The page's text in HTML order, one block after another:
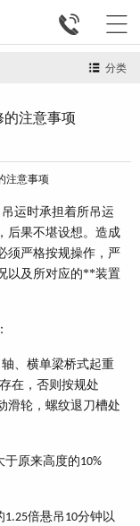


分类
注意事项
运时承担着所吊运
后果不堪设想。造成
须严格按规操作，严
以及所对应的**装置
、横单梁桥式起重
在，否则按规处
滑轮，螺纹退刀槽处
于原来高度的10%
1.25倍悬吊 10分钟以